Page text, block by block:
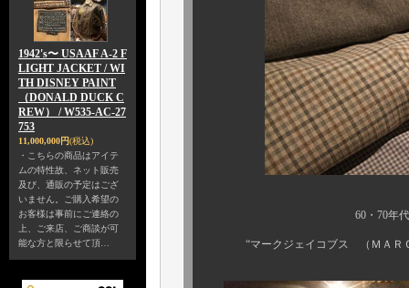
1942's〜 USAAF A-2 F
LIGHT JACKET / WI
TH DISNEY PAINT
（DONALD DUCK C
REW） / W535-AC-27
753
11,000,000円(税込)
・こちらの商品はアイテ
ムの特性故、ネット販売
及び、通販の予定はござ
いません。ご購入希望の
お客様は事前にご連絡の
上、ご来店、ご商談が可
能な方と限らせて頂…
60・70年代～のモノも
“マークジェイコブス （ＭＡＲＣ